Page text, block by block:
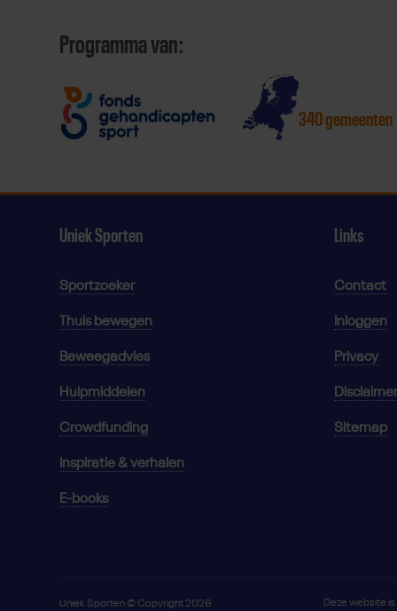
Programma van:
340 gemeenten
Uniek Sporten
Sportzoeker
Thuis bewegen
Beweegadvies
Hulpmiddelen
Crowdfunding
Inspiratie & verhalen
E-books
Links
Contact
Inloggen
Privacy
Disclaimer
Sitemap
Uniek Sporten © Copyright 2026 Deze website